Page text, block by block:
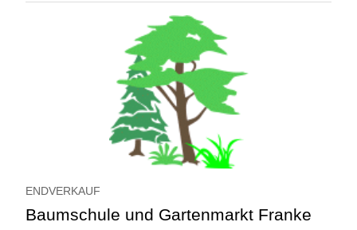
ENDVERKAUF
Baumschule und Gartenmarkt Franke